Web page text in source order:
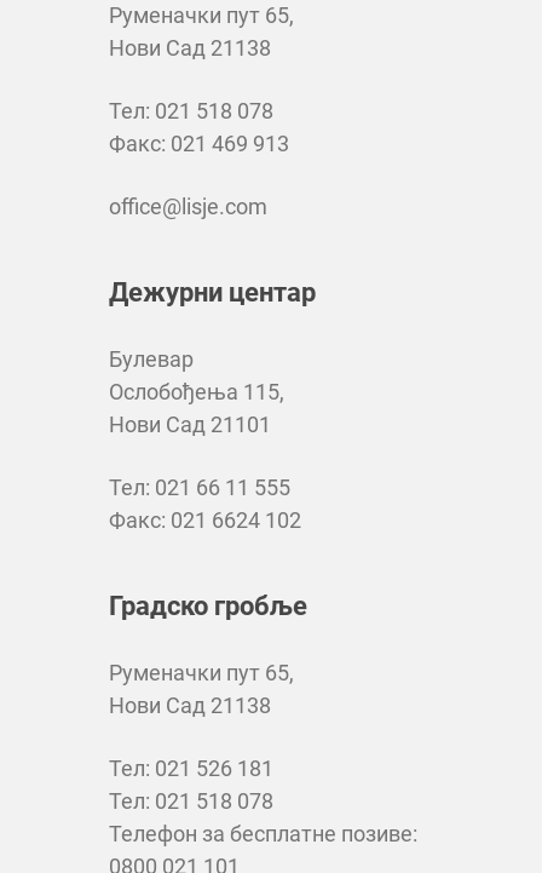
Руменачки пут 65,
Нови Сад 21138
Тел: 021 518 078
Факс: 021 469 913
office@lisje.com
Дежурни центар
Булевар
Ослобођења 115,
Нови Сад 21101
Тел: 021 66 11 555
Факс: 021 6624 102
Градско гробље
Руменачки пут 65,
Нови Сад 21138
Тел: 021 526 181
Тел: 021 518 078
Телефон за бесплатне позиве:
0800 021 101